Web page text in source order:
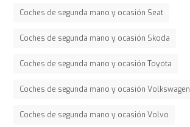
Coches de segunda mano y ocasión Seat
Coches de segunda mano y ocasión Skoda
Coches de segunda mano y ocasión Toyota
Coches de segunda mano y ocasión Volkswagen
Coches de segunda mano y ocasión Volvo